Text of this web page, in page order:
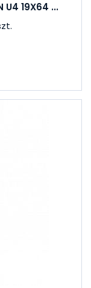
U4 19X64 ...